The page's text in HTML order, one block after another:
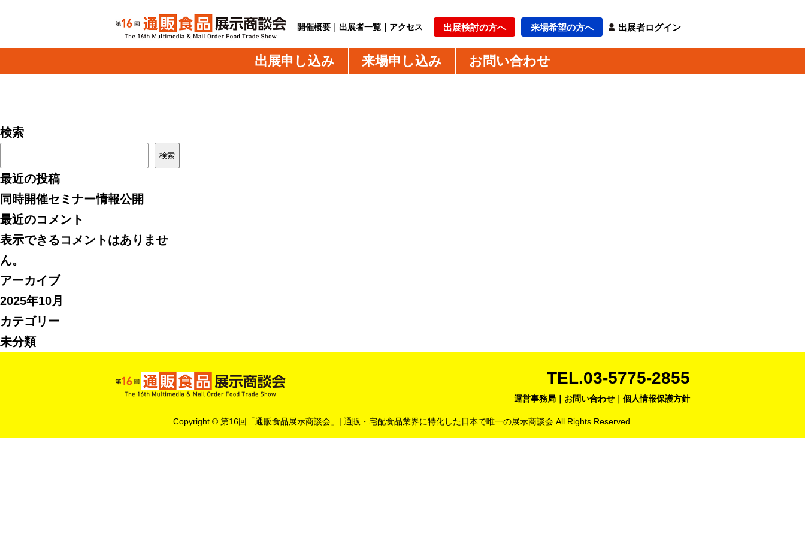
開催概要 ｜ 出展者一覧 ｜ アクセス 出展検討の方へ 来場希望の方へ 出展者ログイン
出展申し込み 来場申し込み お問い合わせ
検索
検索
最近の投稿
同時開催セミナー情報公開
最近のコメント
表示できるコメントはありませ
ん。
アーカイブ
2025年10月
カテゴリー
未分類
TEL.03-5775-2855
運営事務局 お問い合わせ 個人情報保護方針
Copyright © 第16回「通販食品展示商談会」| 通販・宅配食品業界に特化した日本で唯一の展示商談会 All Rights Reserved.